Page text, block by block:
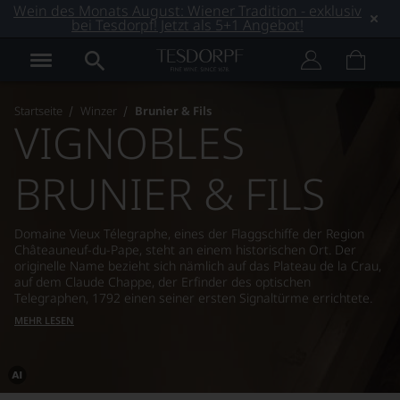
Wein des Monats August: Wiener Tradition - exklusiv
bei Tesdorpf! Jetzt als 5+1 Angebot!
Startseite Winzer Brunier & Fils
Dieses
VIGNOBLES
BRUNIER & FILS
Domaine Vieux Télegraphe, eines der Flaggschiffe der Region
Châteauneuf-du-Pape, steht an einem historischen Ort. Der
originelle Name bezieht sich nämlich auf das Plateau de la Crau,
auf dem Claude Chappe, der Erfinder des optischen
Telegraphen, 1792 einen seiner ersten Signaltürme errichtete.
MEHR LESEN